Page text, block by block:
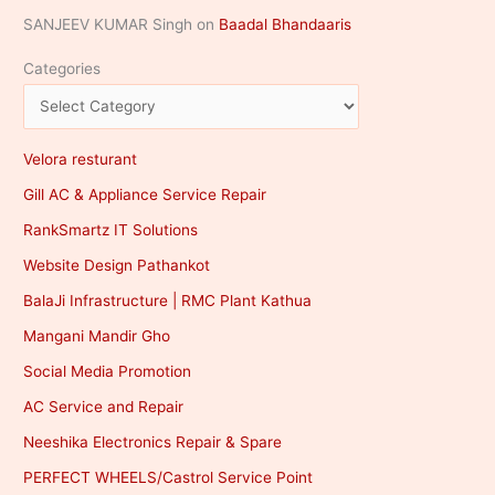
SANJEEV KUMAR Singh on Baadal Bhandaaris
Categories
Velora resturant
Gill AC & Appliance Service Repair
RankSmartz IT Solutions
Website Design Pathankot
BalaJi Infrastructure | RMC Plant Kathua
Mangani Mandir Gho
Social Media Promotion
AC Service and Repair
Neeshika Electronics Repair & Spare
PERFECT WHEELS/Castrol Service Point